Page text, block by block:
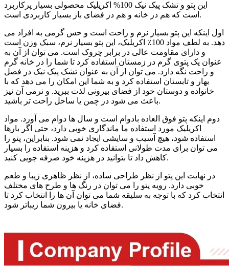
این پتو و تشک پیک نیک 100% اکریلیک محصولی بسیار پرکاربرد
است که هم در خانه و هم در فضای باز بسیار کاربردی است.
اول اینکه این پتو بسیار نرم و راحت است و حس گرمی به افراد می
دهد. به لطف مواد 100٪ اکریلیک، این پتو بسیار نرم، سبک وزن است
و دارای مقاومت عالی در برابر چروک است. می توان از آن به
عنوان یک پتوی گرم در زمستان استفاده کرد تا شما را در خانه گرم
و راحت نگه دارد. می توان از آن به عنوان تشک پیک نیک در فصل
بهار و تابستان استفاده کرد و به شما این امکان را می دهد که با
خانواده و دوستان خود از فضای بیرونی لذت ببرید. و نرمی آن نیز
باعث می شود در چمن یا ساحل راحت تر باشید.
دوم اینکه پتو فوق العاده بادوام است و سال ها دوام می آورد. مواد
اکریلیک مورد استفاده ما ماندگاری خوبی دارد، حتی اگر بارها
استفاده شود، هیچ آسیب و سایشی ایجاد نمی شود. بنابراین، پتو را
می توان برای مدت طولانی استفاده کرد و هزینه استفاده را بسیار
کاهش داد تا بتوانید در هزینه خود صرفه جویی کنید.
در نهایت این پتو از نظر طراحی ساده، از نظر ظاهری زیبا و طعم
خوبی دارد. رویه پتو را می توان در رنگ ها و طرح های مختلف
انتخاب کرد که با توجه به سلیقه شما می توان آن ها را انتخاب کرد تا
فضای خانه یا بیرون شما زیباتر شود.